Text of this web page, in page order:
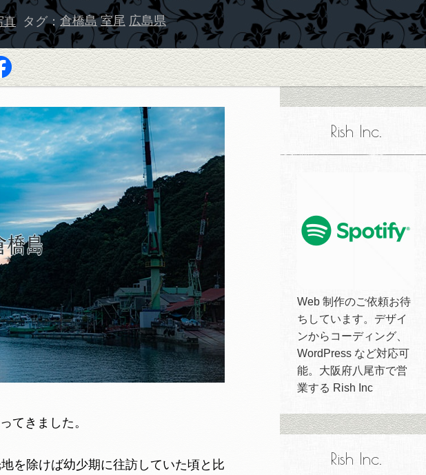
真 タグ： 倉橋島 室尾 広島県
てきました。
を除けば幼少期に往訪していた頃と比
Rish Inc.
Web 制作のご依頼お待
ちしています。デザイ
ンからコーディング、
WordPress など対応可
能。大阪府八尾市で営
業する Rish Inc
Rish Inc.